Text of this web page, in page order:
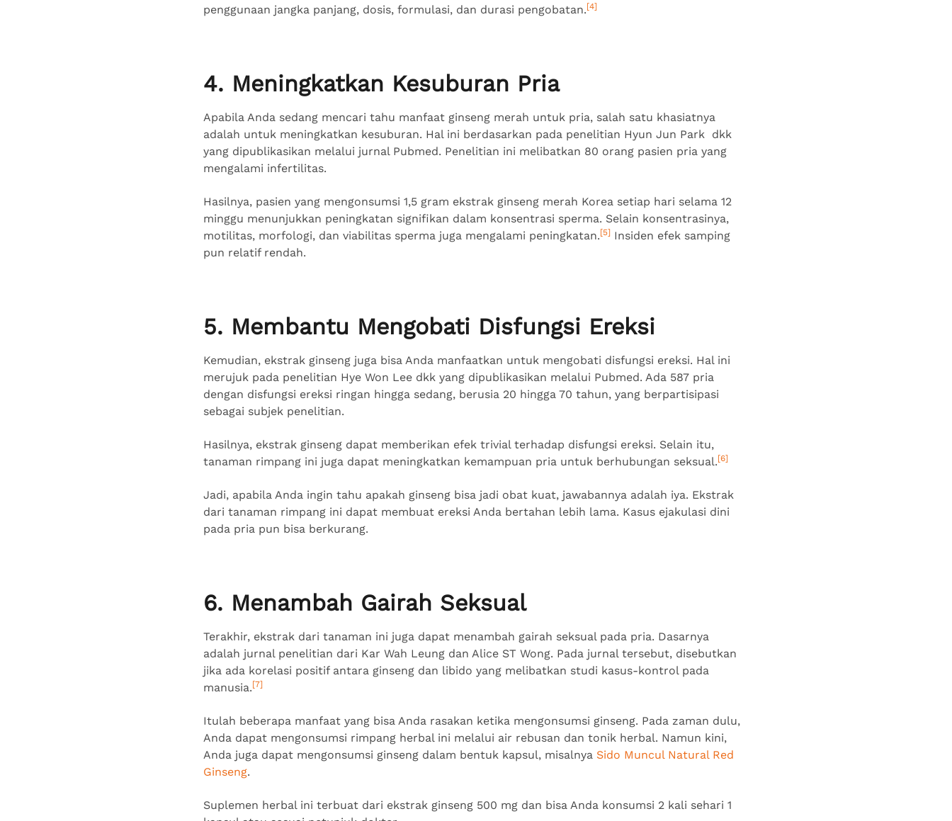
penggunaan jangka panjang, dosis, formulasi, dan durasi pengobatan.[4]
4. Meningkatkan Kesuburan Pria
Apabila Anda sedang mencari tahu manfaat ginseng merah untuk pria, salah satu khasiatnya
adalah untuk meningkatkan kesuburan. Hal ini berdasarkan pada penelitian Hyun Jun Park dkk
yang dipublikasikan melalui jurnal Pubmed. Penelitian ini melibatkan 80 orang pasien pria yang
mengalami infertilitas.
Hasilnya, pasien yang mengonsumsi 1,5 gram ekstrak ginseng merah Korea setiap hari selama 12
minggu menunjukkan peningkatan signifikan dalam konsentrasi sperma. Selain konsentrasinya,
motilitas, morfologi, dan viabilitas sperma juga mengalami peningkatan.[5] Insiden efek samping
pun relatif rendah.
5. Membantu Mengobati Disfungsi Ereksi
Kemudian, ekstrak ginseng juga bisa Anda manfaatkan untuk mengobati disfungsi ereksi. Hal ini
merujuk pada penelitian Hye Won Lee dkk yang dipublikasikan melalui Pubmed. Ada 587 pria
dengan disfungsi ereksi ringan hingga sedang, berusia 20 hingga 70 tahun, yang berpartisipasi
sebagai subjek penelitian.
Hasilnya, ekstrak ginseng dapat memberikan efek trivial terhadap disfungsi ereksi. Selain itu,
tanaman rimpang ini juga dapat meningkatkan kemampuan pria untuk berhubungan seksual.[6]
Jadi, apabila Anda ingin tahu apakah ginseng bisa jadi obat kuat, jawabannya adalah iya. Ekstrak
dari tanaman rimpang ini dapat membuat ereksi Anda bertahan lebih lama. Kasus ejakulasi dini
pada pria pun bisa berkurang.
6. Menambah Gairah Seksual
Terakhir, ekstrak dari tanaman ini juga dapat menambah gairah seksual pada pria. Dasarnya
adalah jurnal penelitian dari Kar Wah Leung dan Alice ST Wong. Pada jurnal tersebut, disebutkan
jika ada korelasi positif antara ginseng dan libido yang melibatkan studi kasus-kontrol pada
manusia.[7]
Itulah beberapa manfaat yang bisa Anda rasakan ketika mengonsumsi ginseng. Pada zaman dulu,
Anda dapat mengonsumsi rimpang herbal ini melalui air rebusan dan tonik herbal. Namun kini,
Anda juga dapat mengonsumsi ginseng dalam bentuk kapsul, misalnya Sido Muncul Natural Red
Ginseng.
Suplemen herbal ini terbuat dari ekstrak ginseng 500 mg dan bisa Anda konsumsi 2 kali sehari 1